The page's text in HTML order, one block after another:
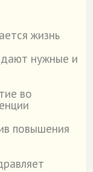
жизнь
нужные и
во
повышения